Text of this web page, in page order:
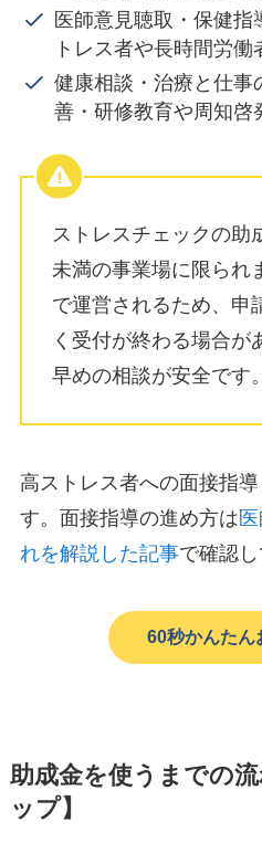
医師意見聴取・保健
トレス者や長時間労働
健康相談・治療と仕事
善・研修教育や周知啓
ストレスチェックの助
未満の事業場に限られ
で運営されるため、申
く受付が終わる場合が
早めの相談が安全です。
高ストレス者への面接指
す。面接指導の進め方は
れを解説した記事で確認し
60秒かんたん
助成金を使うまでの
ップ】